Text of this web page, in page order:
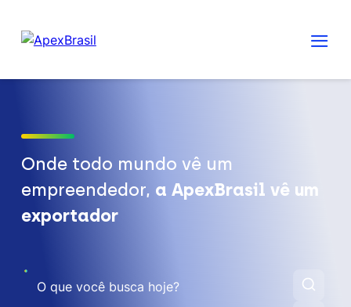
Onde todo mundo vê um
empreendedor, a ApexBrasil vê um
exportador